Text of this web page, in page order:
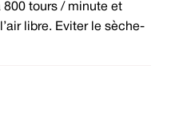
800 tours / minute et
libre. Eviter le sèche-